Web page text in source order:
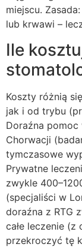
miejscu.
lub krwawi –
Ile
Koszty różnią
jak i od trybu
Doraźna
Chorwacji
tymczasowe
Prywatne
zwykle
(specjaliści w
doraźna z RTG
całe leczenie
przekroczyć tę